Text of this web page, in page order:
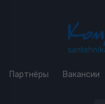
Партнёры Вакансии